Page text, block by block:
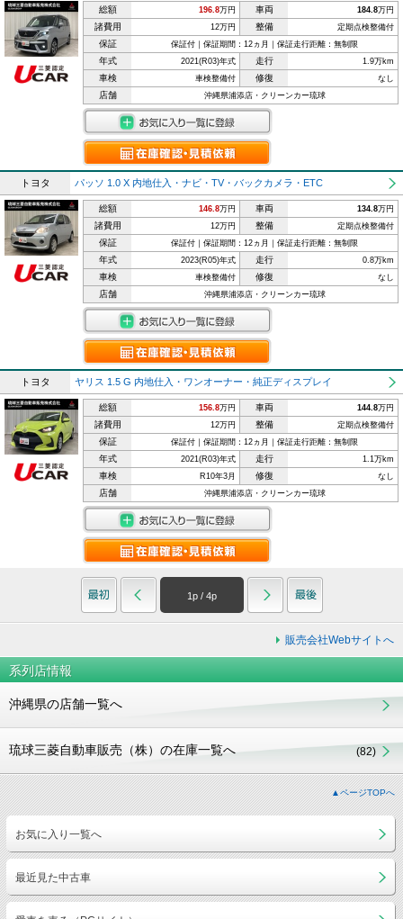
総額 196.8万円 車両 184.8万円
諸費用 12万円 整備 定期点検整備付
保証 保証付｜保証期間：12ヵ月｜保証走行距離：無制限
年式 2021(R03)年式 走行 1.9万km
車検 車検整備付 修復 なし
店舗 沖縄県浦添店・クリーンカー琉球
トヨタ パッソ 1.0 X 内地仕入・ナビ・TV・バックカメラ・ETC
総額 146.8万円 車両 134.8万円
諸費用 12万円 整備 定期点検整備付
保証 保証付｜保証期間：12ヵ月｜保証走行距離：無制限
年式 2023(R05)年式 走行 0.8万km
車検 車検整備付 修復 なし
店舗 沖縄県浦添店・クリーンカー琉球
トヨタ ヤリス 1.5 G 内地仕入・ワンオーナー・純正ディスプレイ
総額 156.8万円 車両 144.8万円
諸費用 12万円 整備 定期点検整備付
保証 保証付｜保証期間：12ヵ月｜保証走行距離：無制限
年式 2021(R03)年式 走行 1.1万km
車検 R10年3月 修復 なし
店舗 沖縄県浦添店・クリーンカー琉球
1p / 4p
販売会社Webサイトへ
系列店情報
沖縄県の店舗一覧へ
琉球三菱自動車販売（株）の在庫一覧へ (82)
▲ページTOPへ
お気に入り一覧へ
最近見た中古車